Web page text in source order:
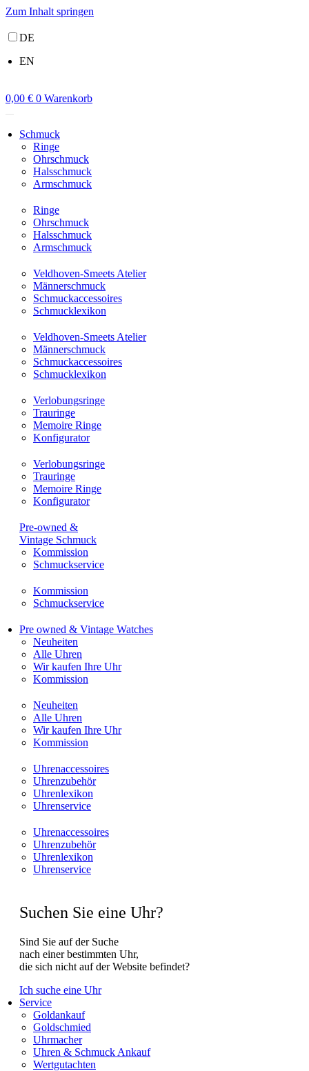
Zum Inhalt springen
DE
EN
0,00 € 0 Warenkorb
Schmuck
Ringe
Ohrschmuck
Halsschmuck
Armschmuck
Ringe
Ohrschmuck
Halsschmuck
Armschmuck
Veldhoven-Smeets Atelier
Männerschmuck
Schmuckaccessoires
Schmucklexikon
Veldhoven-Smeets Atelier
Männerschmuck
Schmuckaccessoires
Schmucklexikon
Verlobungsringe
Trauringe
Memoire Ringe
Konfigurator
Verlobungsringe
Trauringe
Memoire Ringe
Konfigurator
Pre-owned &
Vintage Schmuck
Kommission
Schmuckservice
Kommission
Schmuckservice
Pre owned & Vintage Watches
Neuheiten
Alle Uhren
Wir kaufen Ihre Uhr
Kommission
Neuheiten
Alle Uhren
Wir kaufen Ihre Uhr
Kommission
Uhrenaccessoires
Uhrenzubehör
Uhrenlexikon
Uhrenservice
Uhrenaccessoires
Uhrenzubehör
Uhrenlexikon
Uhrenservice
Suchen Sie eine Uhr?
Sind Sie auf der Suche
nach einer bestimmten Uhr,
die sich nicht auf der Website befindet?
Ich suche eine Uhr
Service
Goldankauf
Goldschmied
Uhrmacher
Uhren & Schmuck Ankauf
Wertgutachten